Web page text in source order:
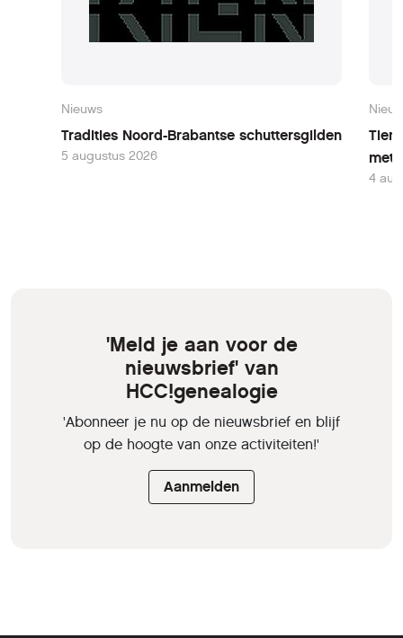
Nieuws
Tradities Noord-Brabantse schuttersgilden
5 augustus 2026
Tien
4
'Meld je aan voor de
nieuwsbrief' van
HCC!genealogie
'Abonneer je nu op de nieuwsbrief en blijf
op de hoogte van onze activiteiten!'
Aanmelden